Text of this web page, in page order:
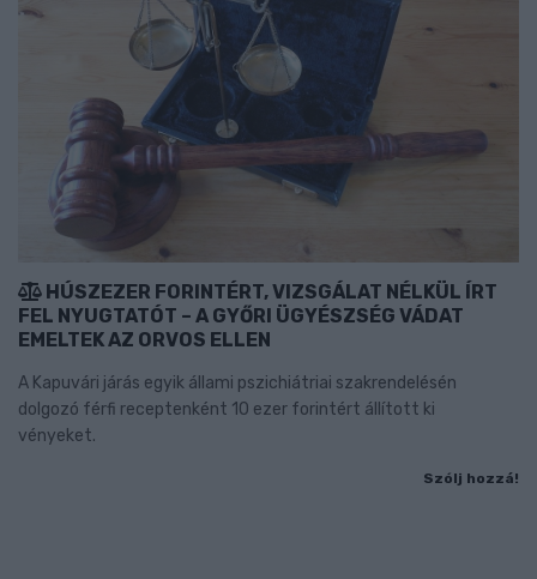
HÚSZEZER FORINTÉRT, VIZSGÁLAT NÉLKÜL ÍRT
FEL NYUGTATÓT – A GYŐRI ÜGYÉSZSÉG VÁDAT
EMELTEK AZ ORVOS ELLEN
A Kapuvári járás egyik állami pszichiátriai szakrendelésén
dolgozó férfi receptenként 10 ezer forintért állított ki
vényeket.
Szólj hozzá!